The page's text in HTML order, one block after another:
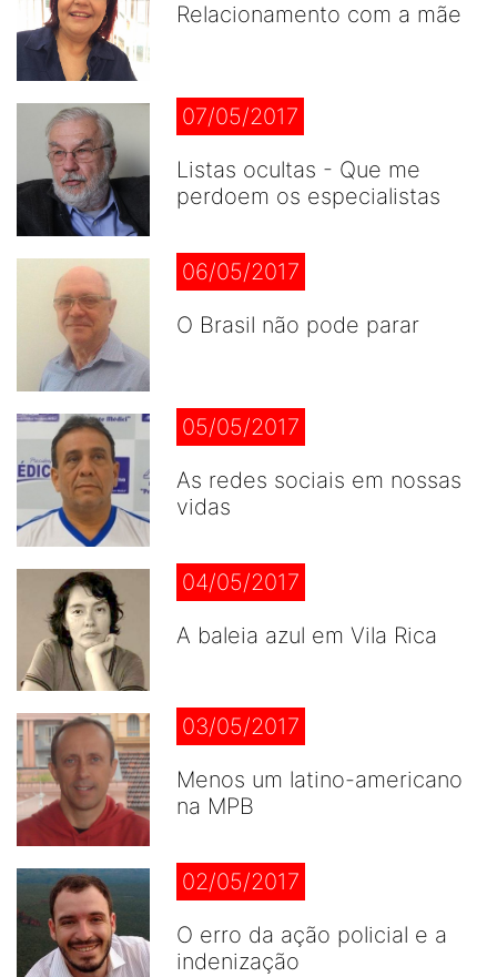
Relacionamento com a mãe
07/05/2017
Listas ocultas - Que me
perdoem os especialistas
06/05/2017
O Brasil não pode parar
05/05/2017
As redes sociais em nossas
vidas
04/05/2017
A baleia azul em Vila Rica
03/05/2017
Menos um latino-americano
na MPB
02/05/2017
O erro da ação policial e a
indenização